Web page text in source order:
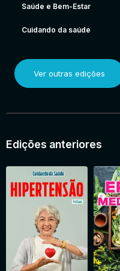
Saúde e Bem-Estar
Cuidando da saúde
Ver outras edições
Edições anteriores